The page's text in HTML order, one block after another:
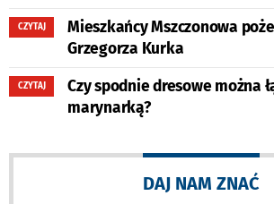
CZYTAJ
Mieszkańcy Mszczonowa
Grzegorza Kurka
CZYTAJ
Czy spodnie dresowe można
marynarką?
DAJ NAM ZNAĆ